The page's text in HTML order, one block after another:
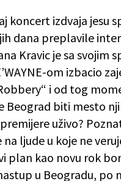
koncert izdvaja jesu
dana preplavile
Kravic je sa svojim
om izbacio
i od tog
Beograd biti mesto
uživo?
ljude u koje ne
plan kao novu rok
u Beogradu, po